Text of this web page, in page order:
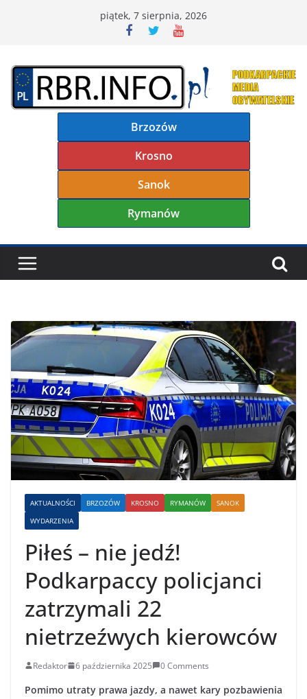
piątek, 7 sierpnia, 2026
Brzozów
Krosno
Sanok
Rymanów
AKTUALNOŚCI BRZOZÓW KROSNO RYMANÓW
SANOK
WYDARZENIA
Piłeś – nie jedź!
Podkarpaccy policjanci
zatrzymali 22
nietrzeźwych kierowców
Redaktor 6 października 2025 0 Comments
Pomimo utraty prawa jazdy, a nawet kary pozbawienia